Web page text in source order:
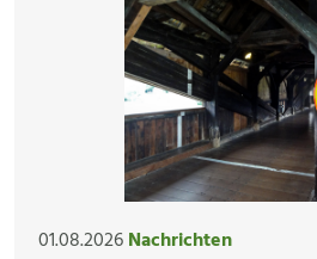
01.08.2026Nachrichten